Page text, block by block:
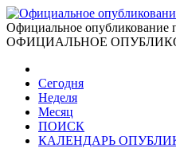
Официальное опубликование
ОФИЦИАЛЬНОЕ
Сегодня
Неделя
Месяц
ПОИСК
КАЛЕНДАРЬ